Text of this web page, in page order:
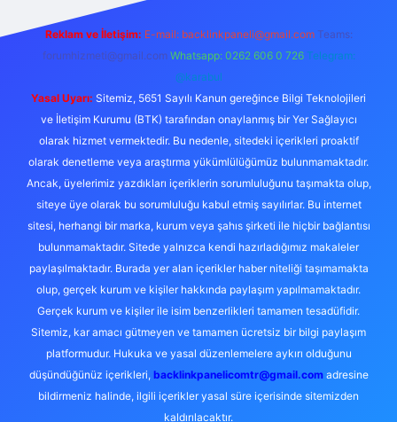
Reklam ve İletişim: E-mail: backlinkpaneli@gmail.com Teams:
forumhizmeti@gmail.com Whatsapp: 0262 606 0 726 Telegram:
@karabul
Yasal Uyarı: Sitemiz, 5651 Sayılı Kanun gereğince Bilgi Teknolojileri
ve İletişim Kurumu (BTK) tarafından onaylanmış bir Yer Sağlayıcı
olarak hizmet vermektedir. Bu nedenle, sitedeki içerikleri proaktif
olarak denetleme veya araştırma yükümlülüğümüz bulunmamaktadır.
Ancak, üyelerimiz yazdıkları içeriklerin sorumluluğunu taşımakta olup,
siteye üye olarak bu sorumluluğu kabul etmiş sayılırlar. Bu internet
sitesi, herhangi bir marka, kurum veya şahıs şirketi ile hiçbir bağlantısı
bulunmamaktadır. Sitede yalnızca kendi hazırladığımız makaleler
paylaşılmaktadır. Burada yer alan içerikler haber niteliği taşımamakta
olup, gerçek kurum ve kişiler hakkında paylaşım yapılmamaktadır.
Gerçek kurum ve kişiler ile isim benzerlikleri tamamen tesadüfidir.
Sitemiz, kar amacı gütmeyen ve tamamen ücretsiz bir bilgi paylaşım
platformudur. Hukuka ve yasal düzenlemelere aykırı olduğunu
düşündüğünüz içerikleri, backlinkpanelicomtr@gmail.comadresine
bildirmeniz halinde, ilgili içerikler yasal süre içerisinde sitemizden
kaldırılacaktır.